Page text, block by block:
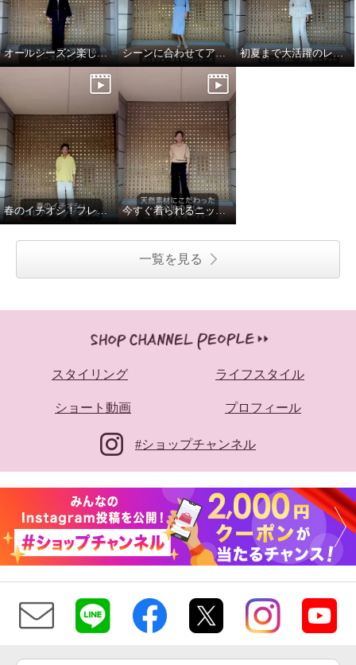
オールシーズン楽しめるレースパンツ！ シーンに合わせてアレンジ！ 初夏まで大活躍のレースジャケット！
春のイチオシ！フレアシャツブラウス！ 今すぐ着られるニットプルオーバー！
一覧を見る
スタイリング ライフスタイル
ショート動画 プロフィール
#ショップチャンネル